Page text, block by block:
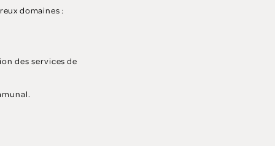
domaines :
des services de